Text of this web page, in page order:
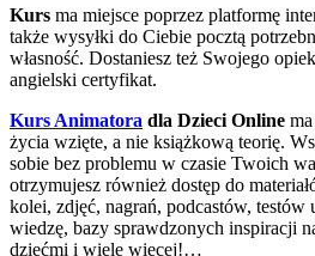
Kurs ma miejsce poprzez platformę
także wysyłki do Ciebie pocztą
własność. Dostaniesz też Swojego
angielski certyfikat.
Kurs Animatora dla Dzieci Online
życia wzięte, a nie książkową teorię.
sobie bez problemu w czasie Twoich
otrzymujesz również dostęp do
kolei, zdjęć, nagrań, podcastów,
wiedzę, bazy sprawdzonych inspiracji
dziećmi i wiele więcej!…